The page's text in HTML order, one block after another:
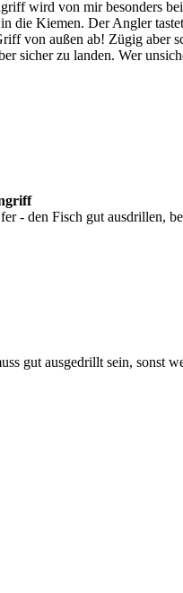
wird von mir besonders
die Kiemen. Der Angler
von außen ab! Zügig aber
sicher zu landen. Wer
- den Fisch gut ausdrillen,
gut ausgedrillt sein, sonst